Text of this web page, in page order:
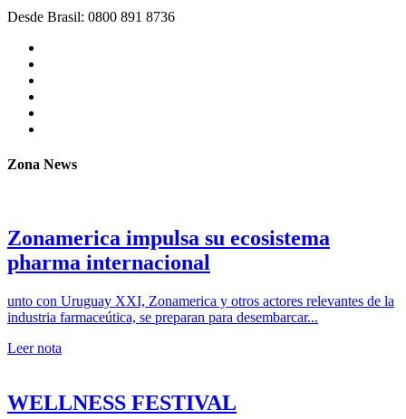
Desde Brasil: 0800 891 8736
Zona News
Zonamerica impulsa su ecosistema
pharma internacional
unto con Uruguay XXI, Zonamerica y otros actores relevantes de la
industria farmaceútica, se preparan para desembarcar...
Leer nota
WELLNESS FESTIVAL